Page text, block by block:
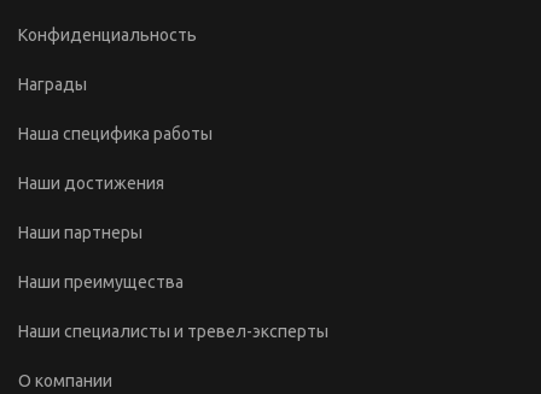
Конфиденциальность
Награды
Наша специфика работы
Наши достижения
Наши партнеры
Наши преимущества
Наши специалисты и тревел-эксперты
О компании